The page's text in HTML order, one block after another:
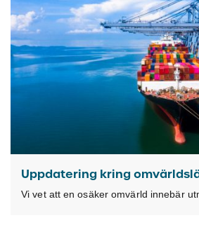
Uppdatering kring